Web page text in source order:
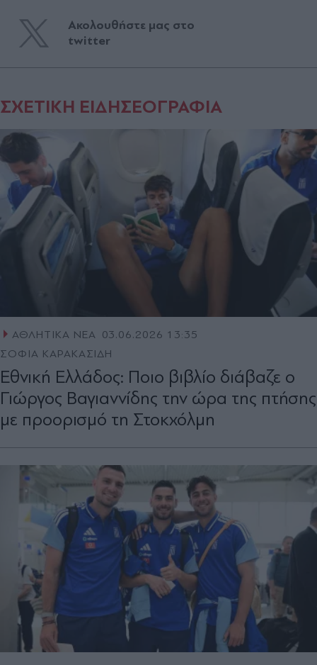
Ακολουθήστε μας στο
twitter
ΣΧΕΤΙΚΗ ΕΙΔΗΣΕΟΓΡΑΦΙΑ
ΑΘΛΗΤΙΚΑ ΝΕΑ
03.06.2026 13:35
ΣΟΦΙΑ ΚΑΡΑΚΑΣΙΔΗ
Εθνική Ελλάδος: Ποιο βιβλίο διάβαζε ο
Γιώργος Βαγιαννίδης την ώρα της πτήσης
με προορισμό τη Στοκχόλμη